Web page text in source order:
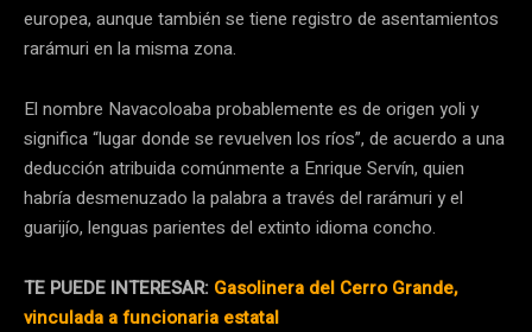
europea, aunque también se tiene registro de asentamientos
rarámuri en la misma zona.
El nombre Navacoloaba probablemente es de origen yoli y
significa “lugar donde se revuelven los ríos”, de acuerdo a una
deducción atribuida comúnmente a Enrique Servín, quien
habría desmenuzado la palabra a través del rarámuri y el
guarijío, lenguas parientes del extinto idioma concho.
TE PUEDE INTERESAR: Gasolinera del Cerro Grande,
vinculada a funcionaria estatal